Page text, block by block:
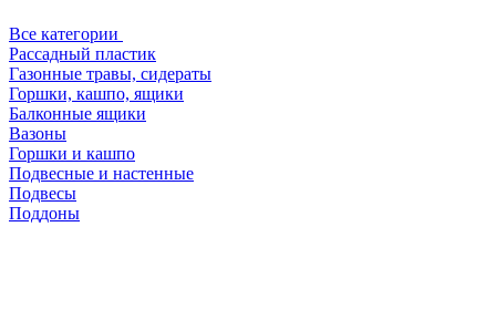
Все категории
Рассадный пластик
Газонные травы, сидераты
Горшки, кашпо, ящики
Балконные ящики
Вазоны
Горшки и кашпо
Подвесные и настенные
Подвесы
Поддоны